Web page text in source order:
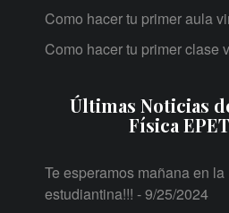
Como hacer tu primer aula
Como hacer tu primer clase
Últimas Noticias
Física
Te esperamos mañana en la
estudiantina!!! - 9/25/2024